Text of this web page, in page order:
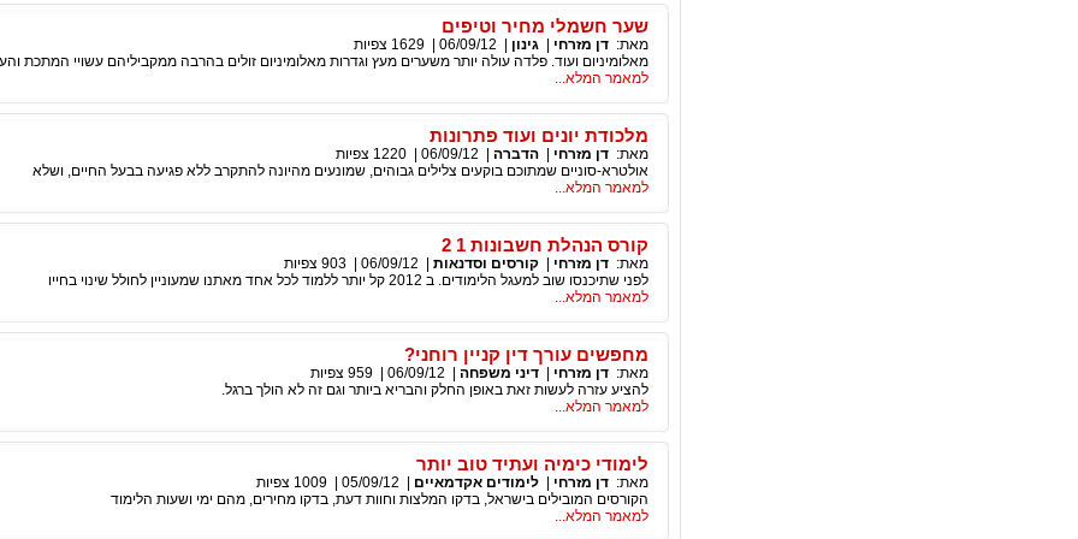
שער חשמלי מחיר וטיפים
מאת: דן מזרחי גינון 06/09/12
1629 צפיות
מאלומיניום ועוד. פלדה עולה יותר משערים מעץ וגדרות מאלומיניום זולים בהרבה ממקביליהם עשויי המתכת
למאמר המלא...
מלכודת יונים ועוד פתרונות
מאת: דן מזרחי הדברה 06/09/12
1220 צפיות
אולטרא-סוניים שמתוכם בוקעים צלילים גבוהים, שמונעים מהיונה להתקרב ללא פגיעה בבעל החיים, ושלא
למאמר המלא...
קורס הנהלת חשבונות 1 2
מאת: דן מזרחי קורסים וסדנאות 06/09/12
903 צפיות
לפני שתיכנסו שוב למעגל הלימודים. ב 2012 קל יותר ללמוד לכל אחד מאתנו שמעוניין לחולל שינוי בחייו
למאמר המלא...
מחפשים עורך דין קניין רוחני?
מאת: דן מזרחי דיני משפחה 06/09/12
959 צפיות
להציע עזרה לעשות זאת באופן החלק והבריא ביותר וגם זה לא הולך ברגל.
למאמר המלא...
לימודי כימיה ועתיד טוב יותר
מאת: דן מזרחי לימודים אקדמאיים 05/09/12
1009 צפיות
הקורסים המובילים בישראל, בדקו המלצות וחוות דעת, בדקו מחירים, מהם ימי ושעות הלימוד
למאמר המלא...